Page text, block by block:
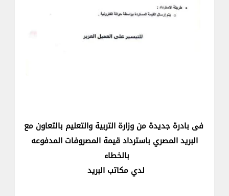
فى بادرة جديدة من وزارة التربية والتعليم بالتعاون مع
البريد المصري باسترداد قيمة المصروفات المدفوعه
بالخطاء
لدي مكاتب البريد